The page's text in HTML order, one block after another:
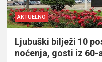
AKTUELNO
Ljubuški bilježi 10
noćenja, gosti iz 60-